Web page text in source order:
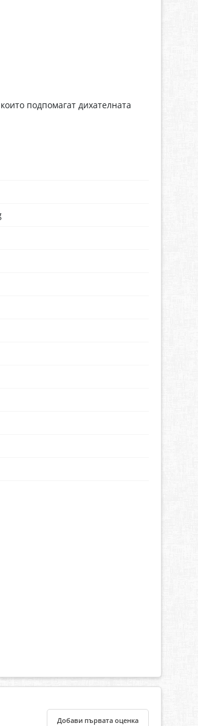
подпомагат дихателната
Добави първата оценка